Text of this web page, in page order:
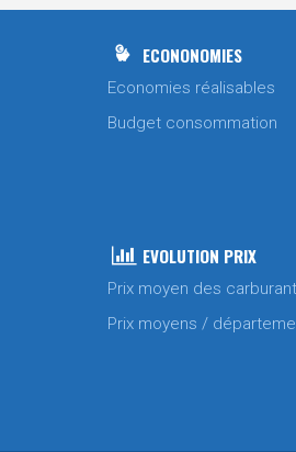
ECONONOMIES
Economies réalisables
Budget consommation
EVOLUTION PRIX
Prix moyen des
Prix moyens /